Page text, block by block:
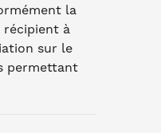
la
récipient à
sur le
permettant